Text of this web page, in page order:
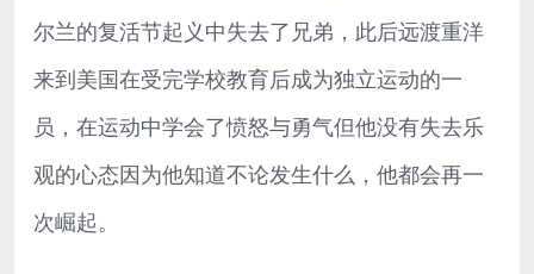
尔兰的复活节起义中失去了兄弟，此后远渡重洋
来到美国在受完学校教育后成为独立运动的一
员，在运动中学会了愤怒与勇气但他没有失去乐
观的心态因为他知道不论发生什么，他都会再一
次崛起。